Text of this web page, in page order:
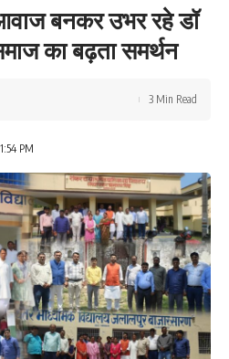
बनकर उभर रहे डॉ
का बढ़ता समर्थन
PM
3 Min Read